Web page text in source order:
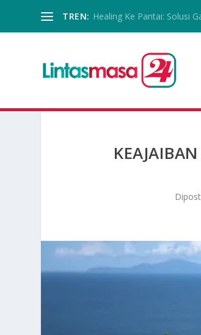
TREN: Healing Ke Pantai: Solusi